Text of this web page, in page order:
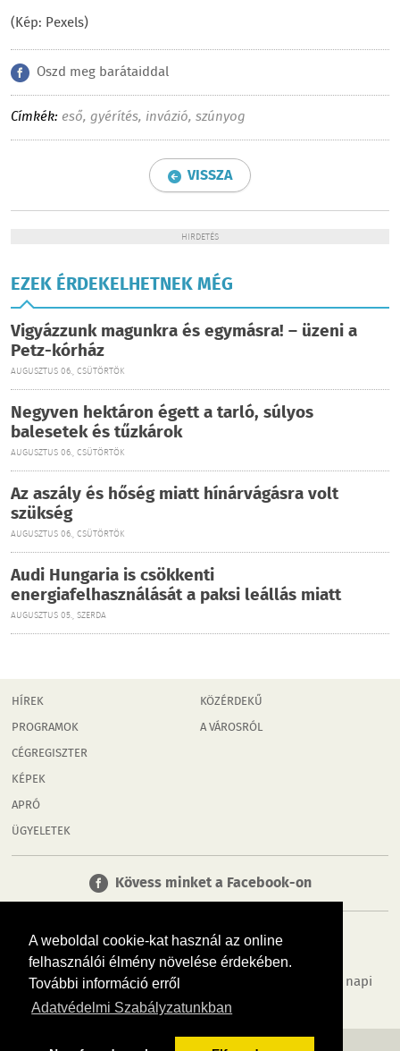
A weboldal cookie-kat használ az online
felhasználói élmény növelése érdekében.
További információ erről
Adatvédelmi Szabályzatunkban
(Kép: Pexels)
Oszd meg barátaiddal
Címkék: eső, gyérítés, invázió, szúnyog
VISSZA
HIRDETÉS
EZEK ÉRDEKELHETNEK MÉG
Vigyázzunk magunkra és egymásra! – üzeni a
Petz-kórház
AUGUSZTUS 06., CSÜTÖRTÖK
Negyven hektáron égett a tarló, súlyos
balesetek és tűzkárok
AUGUSZTUS 06., CSÜTÖRTÖK
Az aszály és hőség miatt hínárvágásra volt
szükség
AUGUSZTUS 06., CSÜTÖRTÖK
Audi Hungaria is csökkenti
energiafelhasználását a paksi leállás miatt
AUGUSZTUS 05., SZERDA
HÍREK
PROGRAMOK
CÉGREGISZTER
KÉPEK
APRÓ
ÜGYELETEK
KÖZÉRDEKŰ
A VÁROSRÓL
Kövess minket a Facebook-on
Tudj meg többet városodról! Hírek, programok, képek, napi
menü, cégek…. és minden, ami Győr